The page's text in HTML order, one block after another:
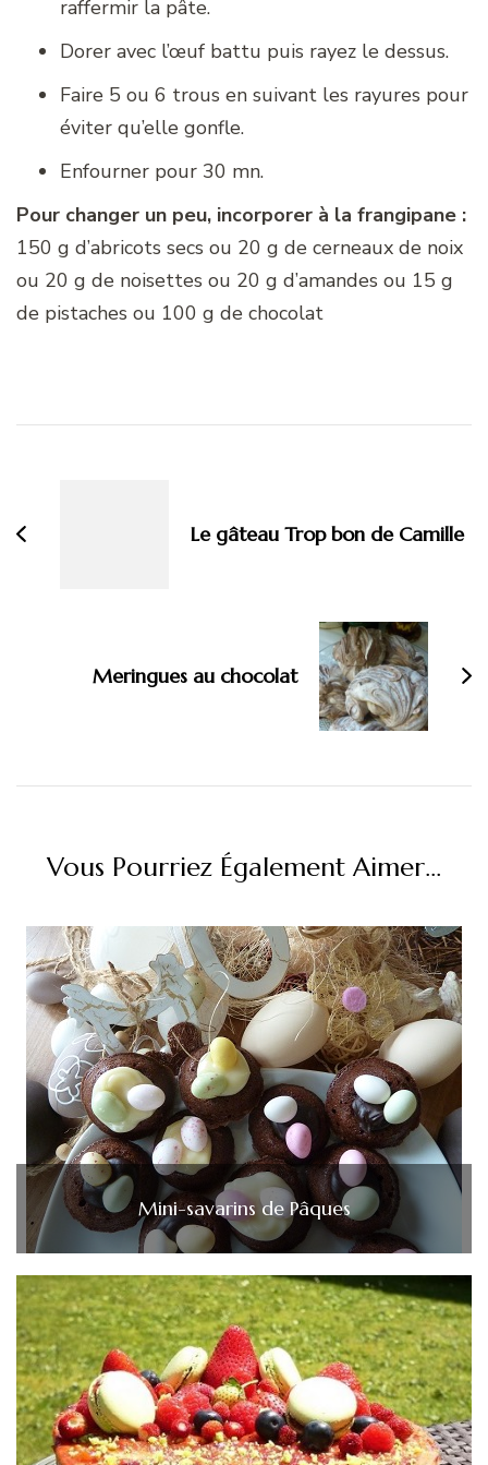
raffermir la pâte.
Dorer avec l’œuf battu puis rayez le dessus.
Faire 5 ou 6 trous en suivant les rayures pour
éviter qu’elle gonfle.
Enfourner pour 30 mn.
Pour changer un peu, incorporer à la frangipane :
150 g d’abricots secs ou 20 g de cerneaux de noix
ou 20 g de noisettes ou 20 g d’amandes ou 15 g
de pistaches ou 100 g de chocolat
Le gâteau Trop bon de Camille
Meringues au chocolat
Vous Pourriez Également Aimer...
Mini-savarins de Pâques